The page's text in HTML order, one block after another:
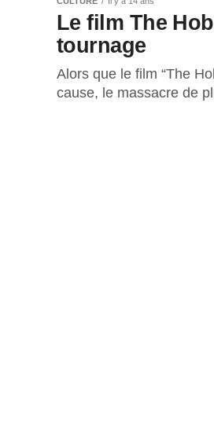
Le film The
tournage
Alors que le film “The
cause, le massacre de